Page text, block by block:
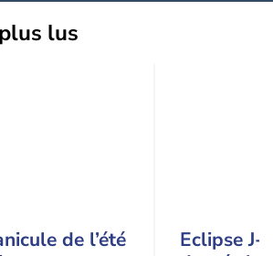
lus
de l’été
Eclipse J-